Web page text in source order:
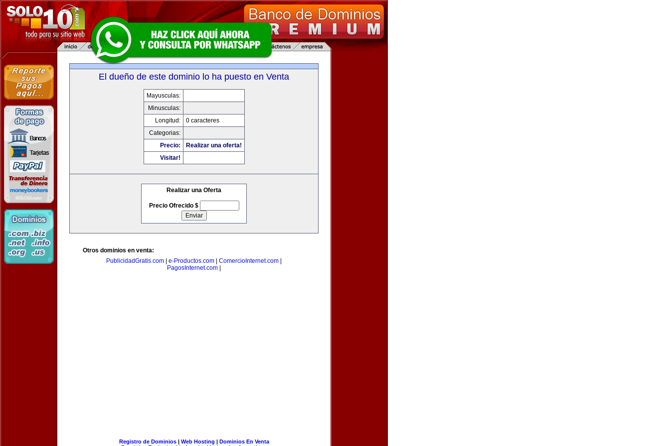
El dueño de este dominio lo ha puesto en Venta
Mayusculas:
Minusculas:
Longitud:
0 caracteres
Categorias:
Precio:
Realizar una oferta!
Visitar!
Realizar una Oferta
Precio Ofrecido $
Otros dominios en venta:
PublicidadGratis.com
e-Productos.com ComercioInternet.com
PagosInternet.com
Registro de Dominios| Web Hosting | Dominios En Venta